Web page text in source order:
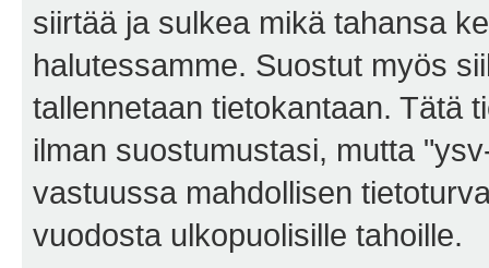
siirtää ja sulkea mikä tahansa
halutessamme. Suostut myös
tallennetaan tietokantaan. Tätä
ilman suostumustasi, mutta
vastuussa mahdollisen
vuodosta ulkopuolisille tahoille.